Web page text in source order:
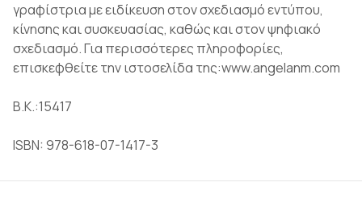
γραφίστρια με ειδίκευση στον σχεδιασμό εντύπου,
κίνησης και συσκευασίας, καθώς και στον ψηφιακό
σχεδιασμό. Για περισσότερες πληροφορίες,
επισκεφθείτε την ιστοσελίδα της:www.angelanm.com
Β.Κ.:15417
ISBN: 978-618-07-1417-3